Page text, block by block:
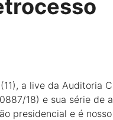
a live da Auditoria
18) e sua série de
presidencial e é